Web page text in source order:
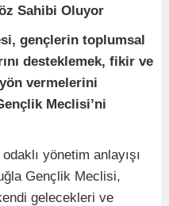
Sahibi Oluyor
gençlerin toplumsal
desteklemek, fikir ve
vermelerini
Meclisi’ni
yönetim anlayışı
Gençlik Meclisi,
gelecekleri ve